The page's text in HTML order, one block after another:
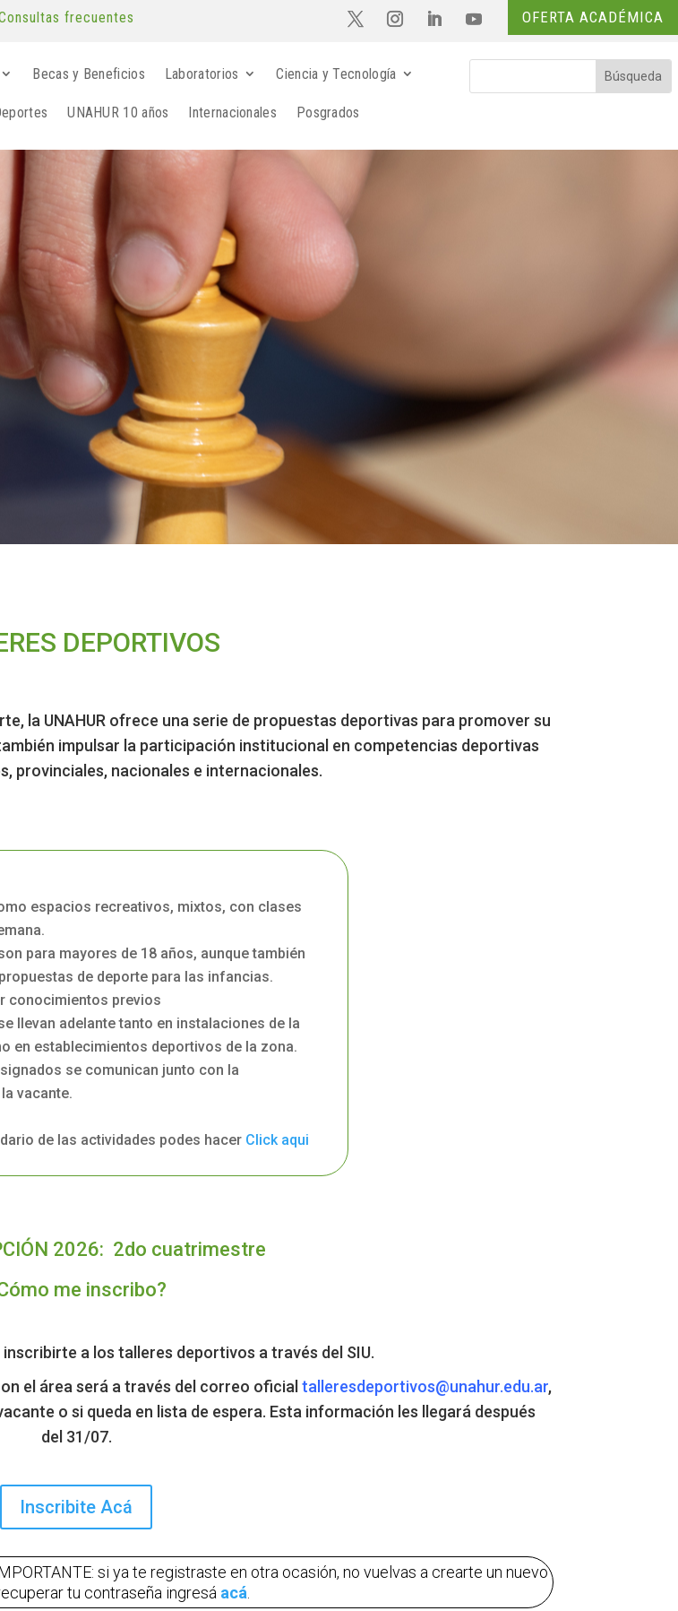
frecuentes OFERTA ACADÉMICA
Becas y Beneficios Laboratorios Ciencia y Tecnología
UNAHUR 10 años Internacionales Posgrados
DEPORTIVOS
la UNAHUR ofrece una serie de propuestas deportivas para promover su
impulsar la participación institucional en competencias deportivas
provinciales, nacionales e internacionales.
espacios recreativos, mixtos, con clases
para mayores de 18 años, aunque también
de deporte para las infancias.
conocimientos previos
llevan adelante tanto en instalaciones de la
en establecimientos deportivos de la zona.
se comunican junto con la
vacante.
de las actividades podes hacer Click aqui
2026: 2do cuatrimestre
me inscribo?
a los talleres deportivos a través del SIU.
el área será a través del correo oficial talleresdeportivos@unahur.edu.ar,
o si queda en lista de espera. Esta información les llegará después
del 31/07.
Inscribite Acá
si ya te registraste en otra ocasión, no vuelvas a crearte un nuevo
tu contraseña ingresá acá